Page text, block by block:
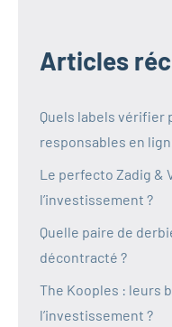
Articles
Quels labels vérifier
responsables en
Le perfecto Zadig &
l’investissement ?
Quelle paire de
décontracté ?
The Kooples : leurs
l’investissement ?